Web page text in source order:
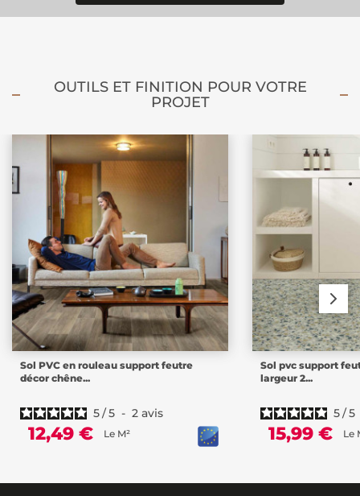
OUTILS ET FINITION POUR VOTRE
PROJET
Sol PVC en rouleau support feutre
décor chêne...
5/5 - 2 avis
12,49 € Le M²
Sol pvc support
largeur 2...
5/5
15,99 € Le